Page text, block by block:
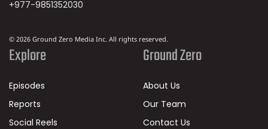
+977-9851352030
© 2026 Ground Zero Media Inc. All rights reserved.
Explore
Episodes
Reports
Social Reels
Ground Zero
About Us
Our Team
Contact Us